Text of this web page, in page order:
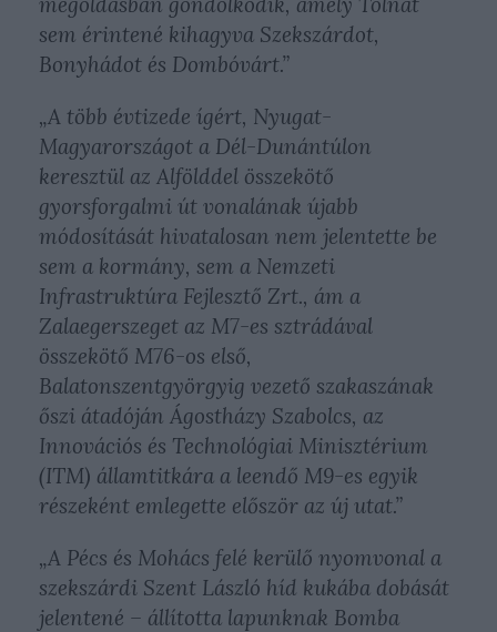
sem érintené kihagyva Szekszárdot,
Bonyhádot és Dombóvárt.”
„A több évtizede ígért, Nyugat-
Magyarországot a Dél-Dunántúlon
keresztül az Alfölddel összekötő
gyorsforgalmi út vonalának újabb
módosítását hivatalosan nem jelentette be
sem a kormány, sem a Nemzeti
Infrastruktúra Fejlesztő Zrt., ám a
Zalaegerszeget az M7-es sztrádával
összekötő M76-os első,
Balatonszentgyörgyig vezető szakaszának
őszi átadóján Ágostházy Szabolcs, az
Innovációs és Technológiai Minisztérium
(ITM) államtitkára a leendő M9-es egyik
részeként emlegette először az új utat.”
„A Pécs és Mohács felé kerülő nyomvonal a
szekszárdi Szent László híd kukába dobását
jelentené – állította lapunknak Bomba